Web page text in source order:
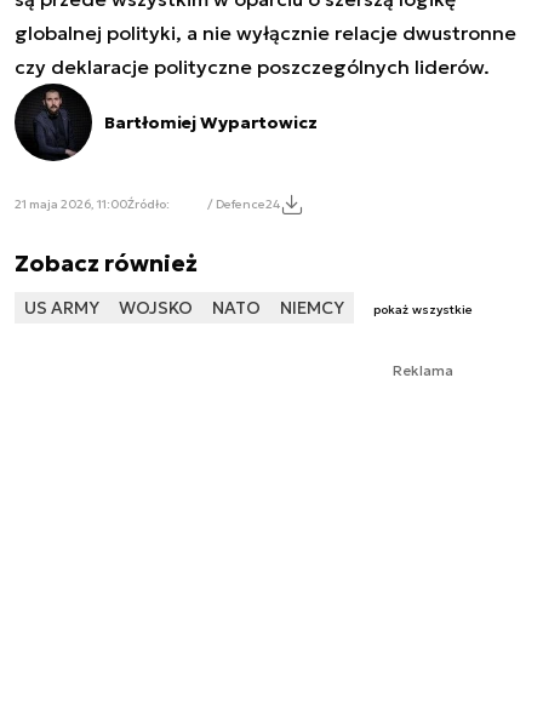
globalnej polityki, a nie wyłącznie relacje dwustronne
czy deklaracje polityczne poszczególnych liderów.
Bartłomiej Wypartowicz
21 maja 2026, 11:00Źródło: / Defence24
Zobacz również
US ARMY WOJSKO NATO NIEMCY pokaż wszystkie
Reklama